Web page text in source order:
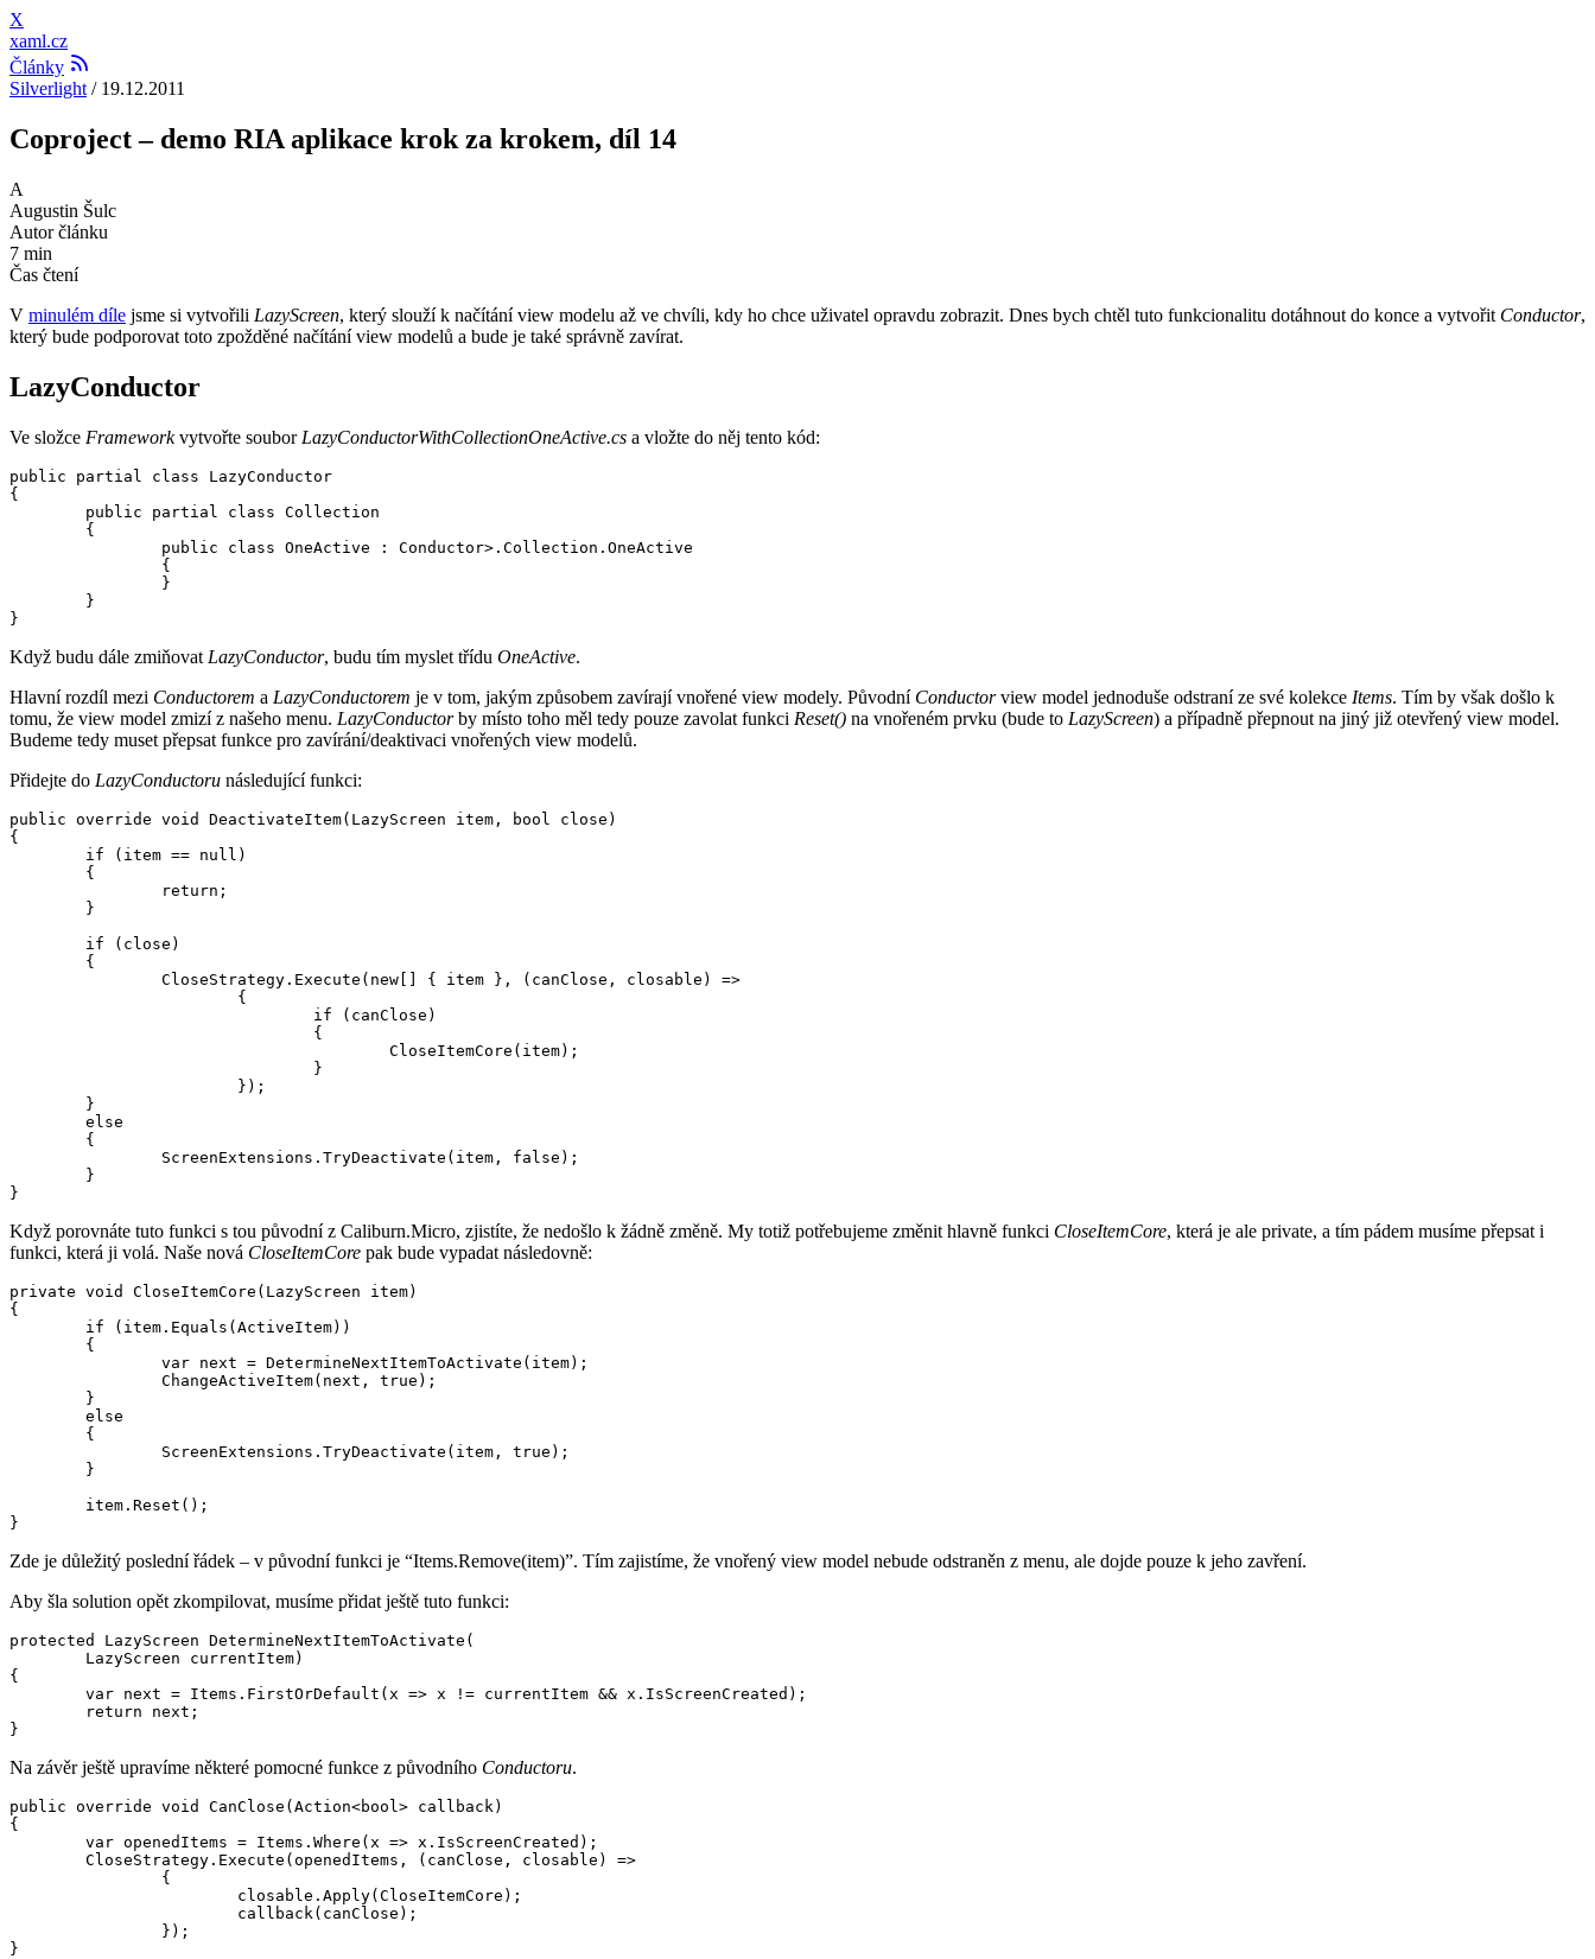
X
xaml.cz
Články
Silverlight / 19.12.2011
Coproject – demo RIA aplikace krok za krokem, díl 14
A
Augustin Šulc
Autor článku
7 min
Čas čtení
V minulém díle jsme si vytvořili LazyScreen, který slouží k načítání view modelu až ve chvíli, kdy ho chce uživatel opravdu zobrazit. Dnes bych chtěl tuto funkcionalitu dotáhnout do konce a vytvořit Conductor,
který bude podporovat toto zpožděné načítání view modelů a bude je také správně zavírat.
LazyConductor
Ve složce Frameworkvytvořte soubor LazyConductorWithCollectionOneActive.cs a vložte do něj tento kód:
public partial class LazyConductor
{
        public partial class Collection
        {
                public class OneActive : Conductor>.Collection.OneActive
                {
                }
        }
Když budu dále zmiňovat LazyConductor, budu tím myslet třídu OneActive.
Hlavní rozdíl mezi Conductorem a LazyConductorem je v tom, jakým způsobem zavírají vnořené view modely. Původní Conductorview model jednoduše odstraní ze své kolekce Items. Tím by však došlo k
tomu, že view model zmizí z našeho menu. LazyConductorby místo toho měl tedy pouze zavolat funkci Reset() na vnořeném prvku (bude to LazyScreen) a případně přepnout na jiný již otevřený view model.
Budeme tedy muset přepsat funkce pro zavírání/deaktivaci vnořených view modelů.
Přidejte do LazyConductoru následující funkci:
public override void DeactivateItem(LazyScreen item, bool close)
{
        if (item == null)
        {
                return;
        }
        if (close)
        {
                CloseStrategy.Execute(new[] { item }, (canClose, closable) =>
                        {
                                if (canClose)
                                {
                                        CloseItemCore(item);
                                }
                        });
        }
        else
        {
                ScreenExtensions.TryDeactivate(item, false);
        }
Když porovnáte tuto funkci s tou původní z Caliburn.Micro, zjistíte, že nedošlo k žádně změně. My totiž potřebujeme změnit hlavně funkci CloseItemCore, která je ale private, a tím pádem musíme přepsat i
funkci, která ji volá. Naše nová CloseItemCore pak bude vypadat následovně:
private void CloseItemCore(LazyScreen item)
{
        if (item.Equals(ActiveItem))
        {
                var next = DetermineNextItemToActivate(item);
                ChangeActiveItem(next, true);
        }
        else
        {
                ScreenExtensions.TryDeactivate(item, true);
        }
        item.Reset();
Zde je důležitý poslední řádek – v původní funkci je “Items.Remove(item)”. Tím zajistíme, že vnořený view model nebude odstraněn z menu, ale dojde pouze k jeho zavření.
Aby šla solution opět zkompilovat, musíme přidat ještě tuto funkci:
protected LazyScreen DetermineNextItemToActivate(
        LazyScreen currentItem)
{
        var next = Items.FirstOrDefault(x => x != currentItem && x.IsScreenCreated);
        return next;
Na závěr ještě upravíme některé pomocné funkce z původního Conductoru.
public override void CanClose(Action<bool> callback)
{
        var openedItems = Items.Where(x => x.IsScreenCreated);
        CloseStrategy.Execute(openedItems, (canClose, closable) =>
                {
                        closable.Apply(CloseItemCore);
                        callback(canClose);
                });
}